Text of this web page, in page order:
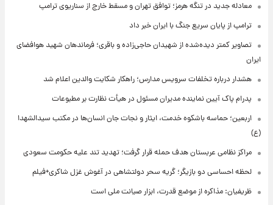
معادله جدید در تنگه هرمز؛ توافق تهران و مسقط خارج از سناریوی ترامپ
ترامپ از پایان سریع جنگ با ایران خبر داد
تصاویر کمتر دیده‌شده از شهیدان حاجی‌زاده و باقری؛ فرماندهان شهید هوافضای
ایران
هشدار درباره تخلفات سرویس مدارس؛ راهکار شکایت والدین اعلام شد
پدرام پاک آیین نماینده مدیران مسئول در هیأت نظارت بر مطبوعات
اربعین؛ حماسه باشکوه خدمت، ایثار و نجات جان انسان‌ها در مکتب سیدالشهدا
(ع)
مراکز نظامی عربستان هدف حمله قرار گرفت؛ تهدید تند علیه حکومت سعودی
لحظه احساسی دو بازیگر؛ گریه سحر دولتشاهی در آغوش غزل شاکری+فیلم
ظریفیان: مذاکره از موضع قدرت، ابزار صیانت ملی است